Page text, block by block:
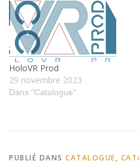
HoloVR Prod
29 novembre 2023
Dans "Catalogue"
PUBLIÉ DANS CATALOGUE,